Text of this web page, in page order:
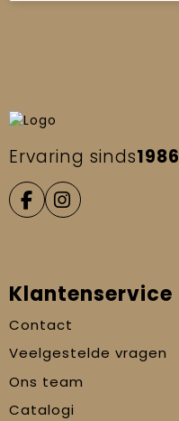
Ervaring sinds1986
Klantenservice
Contact
Veelgestelde vragen
Ons team
Catalogi